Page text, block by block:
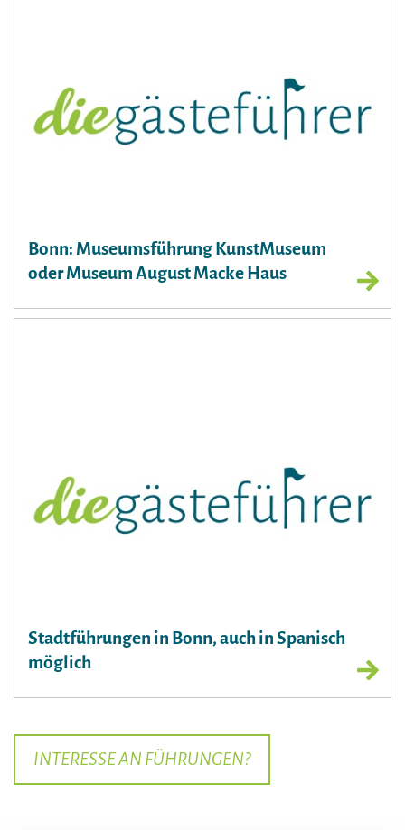
Bonn: Museumsführung KunstMuseum
oder Museum August Macke Haus
Stadtführungen in Bonn, auch in Spanisch
möglich
INTERESSE AN FÜHRUNGEN?